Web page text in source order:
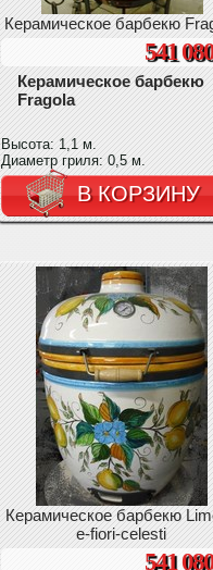
Керамическое барбекю
541
Керамическое барбекю
Fragola
Высота: 1,1 м.
Диаметр гриля: 0,5 м.
В КОРЗИНУ
Керамическое барбекю
e-fiori-celesti
541